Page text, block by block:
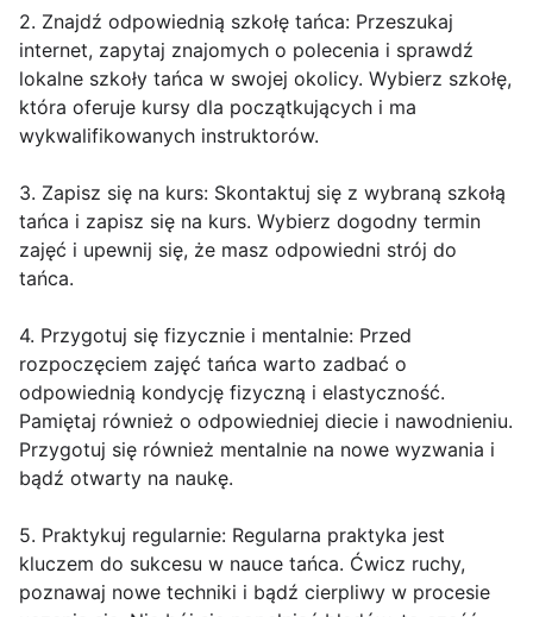
2. Znajdź odpowiednią szkołę tańca: Przeszukaj
internet, zapytaj znajomych o polecenia i sprawdź
lokalne szkoły tańca w swojej okolicy. Wybierz szkołę,
która oferuje kursy dla początkujących i ma
wykwalifikowanych instruktorów.
3. Zapisz się na kurs: Skontaktuj się z wybraną szkołą
tańca i zapisz się na kurs. Wybierz dogodny termin
zajęć i upewnij się, że masz odpowiedni strój do
tańca.
4. Przygotuj się fizycznie i mentalnie: Przed
rozpoczęciem zajęć tańca warto zadbać o
odpowiednią kondycję fizyczną i elastyczność.
Pamiętaj również o odpowiedniej diecie i nawodnieniu.
Przygotuj się również mentalnie na nowe wyzwania i
bądź otwarty na naukę.
5. Praktykuj regularnie: Regularna praktyka jest
kluczem do sukcesu w nauce tańca. Ćwicz ruchy,
poznawaj nowe techniki i bądź cierpliwy w procesie